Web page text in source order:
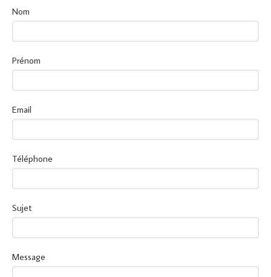
Nom
Prénom
Email
Téléphone
Sujet
Message